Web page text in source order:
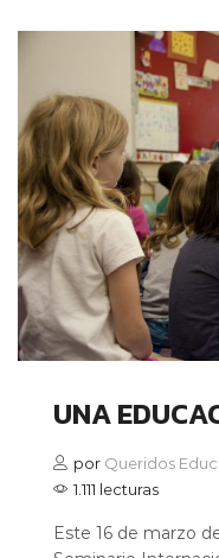
UNA
por Queridos
1.111 lecturas
Este 16 de marzo